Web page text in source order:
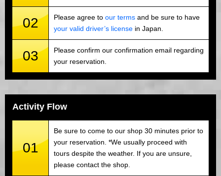
02 Please agree to our terms and be sure to have
your valid driver’s license in Japan.
03
Please confirm our confirmation email regarding
your reservation.
Activity Flow
01
Be sure to come to our shop 30 minutes prior to
your reservation. *We usually proceed with
tours despite the weather. If you are unsure,
please contact the shop.